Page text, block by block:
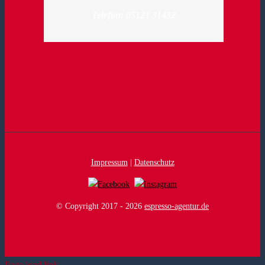
Impressum| Datenschutz
© Copyright 2017 - 2026 espresso-agentur.de